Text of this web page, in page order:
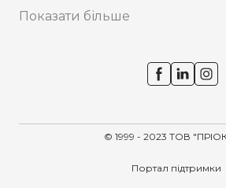
Показати більше
© 1999 - 2023 ТОВ
Портал підтримки